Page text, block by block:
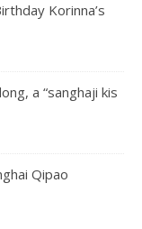
Korinna’s
a “sanghaji kis
Qipao